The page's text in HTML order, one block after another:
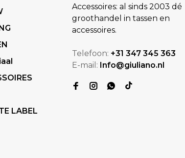
LABEL
Accessoires: al sinds 2003 dé
groothandel in tassen en
accessoires.
Telefoon: +31 347 345 363
E-mail: Info@giuliano.nl